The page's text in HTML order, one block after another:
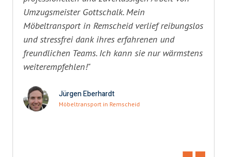
Umzugsmeister Gottschalk. Mein
Möbeltransport in Remscheid verlief reibungslos
und stressfrei dank ihres erfahrenen und
freundlichen Teams. Ich kann sie nur wärmstens
weiterempfehlen!"
Jürgen Eberhardt
Möbeltransport in Remscheid